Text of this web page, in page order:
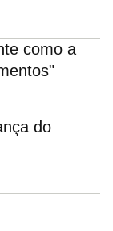
como a
do